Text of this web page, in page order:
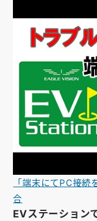
「端末にてPC接
合
EVステーション